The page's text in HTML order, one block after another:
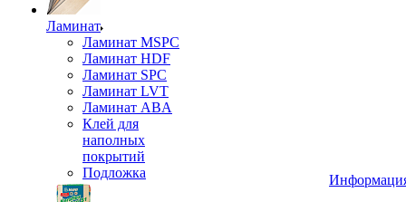
Ламинат
Ламинат MSPC
Ламинат HDF
Ламинат SPC
Ламинат LVT
Ламинат ABA
Клей для
наполных
покрытий
Подложка